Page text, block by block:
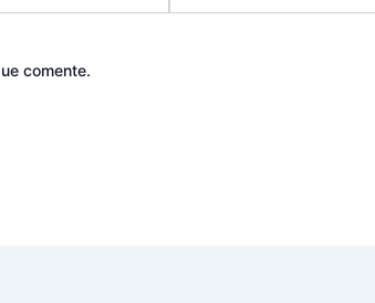
comente.